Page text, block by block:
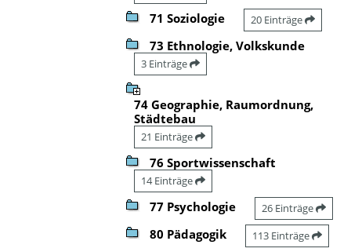
71 Soziologie 20 Einträge
73 Ethnologie, Volkskunde
3 Einträge
74 Geographie, Raumordnung,
Städtebau
21 Einträge
76 Sportwissenschaft
14 Einträge
77 Psychologie 26 Einträge
80 Pädagogik 113 Einträge